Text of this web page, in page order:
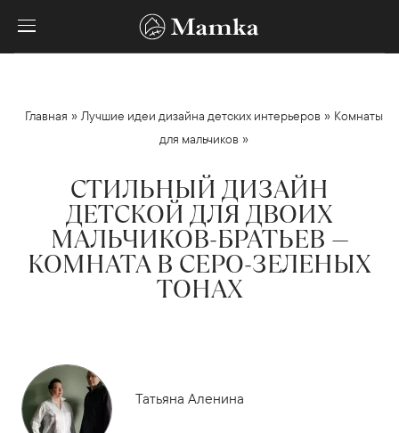
Главная »Лучшие идеи дизайна детских интерьеров » Комнаты
для мальчиков »
СТИЛЬНЫЙ ДИЗАЙН
ДЕТСКОЙ ДЛЯ ДВОИХ
МАЛЬЧИКОВ-БРАТЬЕВ —
КОМНАТА В СЕРО-ЗЕЛЕНЫХ
ТОНАХ
Татьяна Аленина